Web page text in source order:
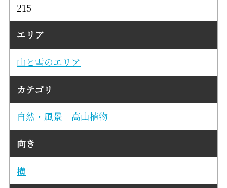
215
エリア
山と雪のエリア
カテゴリ
自然・風景 高山植物
向き
横